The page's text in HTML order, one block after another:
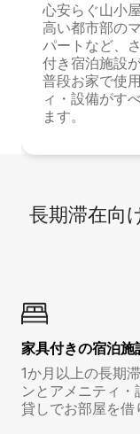
心安らぐ山小
高い都市部の
パートなど、
付き宿泊施設
普段お家で使
ィ・設備がす
ます。
長期滞在向
家具付き⁠の宿⁠泊⁠施⁠
1か月以上の長期
ンとアメニティ
貸しでお部屋を借